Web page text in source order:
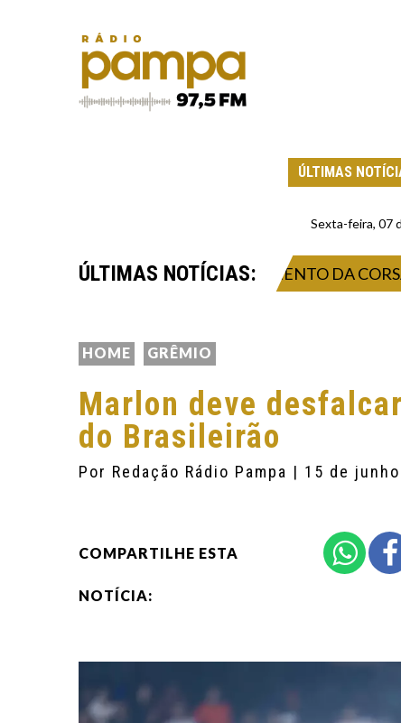
ÚLTIMAS
Sexta-feira, 07
ÚLTIMAS NOTÍCIAS:
SISTEMAS DE ABASTECIMENTO DA CORSAN
HOME GRÊMIO
Marlon deve
do Brasileirão
Por Redação Rádio Pampa | 15 de
COMPARTILHE ESTA
NOTÍCIA: